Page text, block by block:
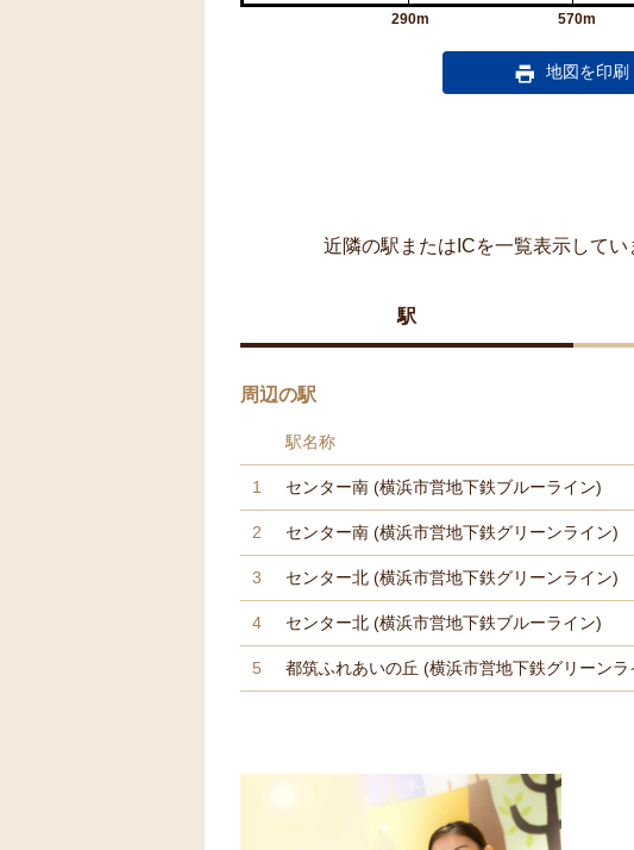
290m 570m
近隣の駅またはICを一覧表示して
駅
周辺の駅
駅名称
1 センター南 (横浜市営地下鉄ブルーライン)
2 センター南 (横浜市営地下鉄グリーンライン)
3 センター北 (横浜市営地下鉄グリーンライン)
4 センター北 (横浜市営地下鉄ブルーライン)
5 都筑ふれあいの丘 (横浜市営地下鉄グリーンラ